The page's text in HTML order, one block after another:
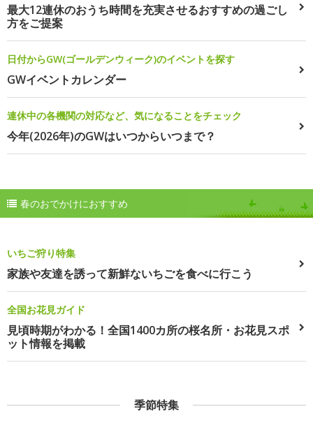
最大12連休のおうち時間を充実させるおすすめの過ごし
方をご提案
日付からGW(ゴールデンウィーク)のイベントを探す
GWイベントカレンダー
連休中の各機関の対応など、気になることをチェック
今年(2026年)のGWはいつからいつまで？
春のおでかけにおすすめ
いちご狩り特集
家族や友達を誘って新鮮ないちごを食べに行こう
全国お花見ガイド
見頃時期がわかる！全国1400カ所の桜名所・お花見スポ
ット情報を掲載
季節特集